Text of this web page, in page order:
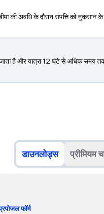
की अवधि के दौरान संपत्ति को नुकसान
है और यात्रा 12 घंटे से अधिक समय
डाउनलोड्स प्रीमियम
फॉर्म